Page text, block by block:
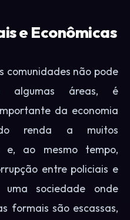
e Econômicas
comunidades não pode
algumas áreas, é
da economia
renda a muitos
e, ao mesmo tempo,
entre policiais e
uma sociedade onde
formais são escassas,